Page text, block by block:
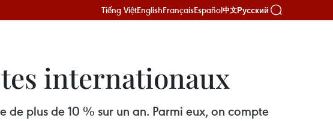
Tiếng ViệtEnglishFrançaisEspañol中文Русский
internationaux
plus de 10 % sur un an. Parmi eux, on compte